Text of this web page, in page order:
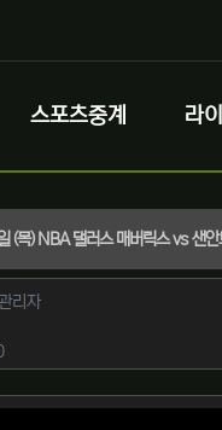
스포츠중계 라
(목) NBA 댈러스 매버릭스 vs 샌
정보
리자작성
정보
조회